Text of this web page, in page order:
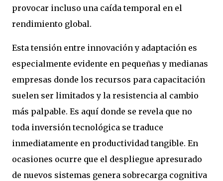
provocar incluso una caída temporal en el
rendimiento global.
Esta tensión entre innovación y adaptación es
especialmente evidente en pequeñas y medianas
empresas donde los recursos para capacitación
suelen ser limitados y la resistencia al cambio
más palpable. Es aquí donde se revela que no
toda inversión tecnológica se traduce
inmediatamente en productividad tangible. En
ocasiones ocurre que el despliegue apresurado
de nuevos sistemas genera sobrecarga cognitiva